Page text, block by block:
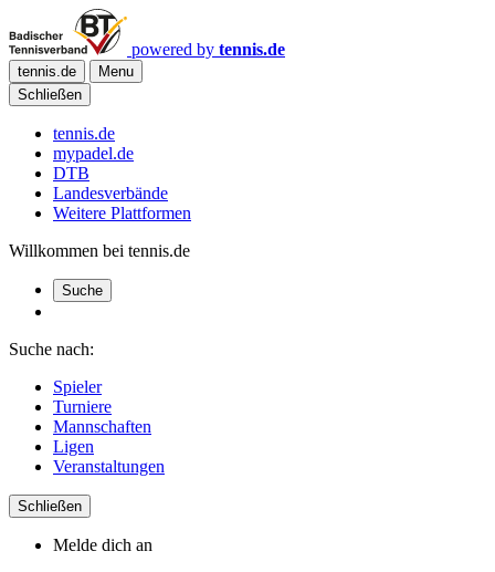
powered by tennis.de
tennis.de
Menu
Schließen
tennis.de
mypadel.de
DTB
Landesverbände
Weitere Plattformen
Willkommen bei tennis.de
Suche
Suche nach:
Spieler
Turniere
Mannschaften
Ligen
Veranstaltungen
Schließen
Melde dich an